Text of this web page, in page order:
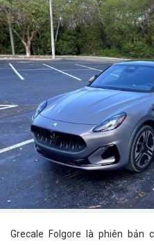
Grecale Folgore là phiên bản